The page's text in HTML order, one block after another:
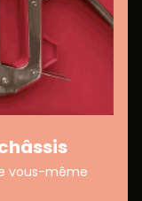
vous-même